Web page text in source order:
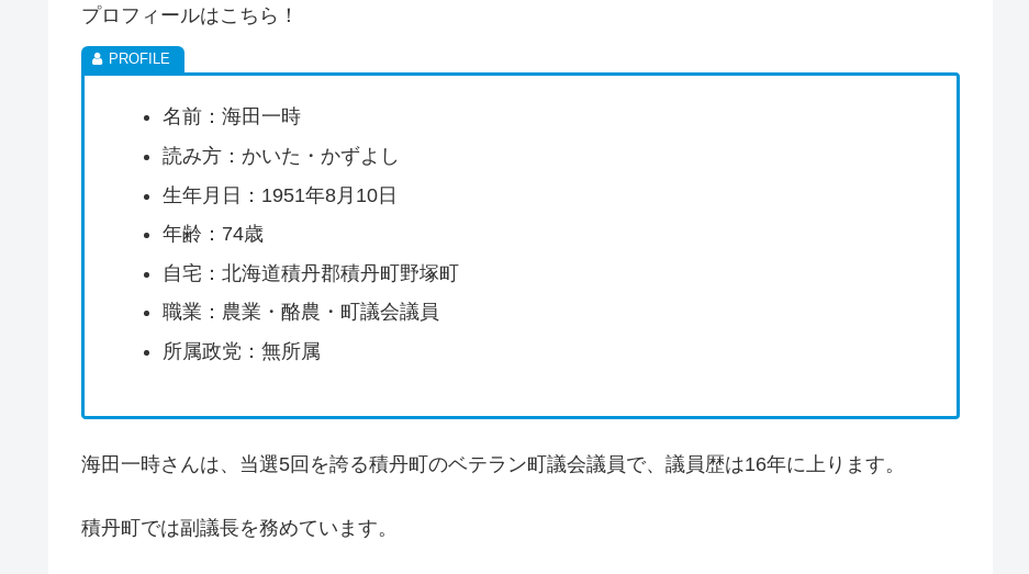
プロフィールはこちら！
名前：海田一時
読み方：かいた・かずよし
生年月日：1951年8月10日
年齢：74歳
自宅：北海道積丹郡積丹町野塚町
職業：農業・酪農・町議会議員
所属政党：無所属
海田一時さんは、当選5回を誇る積丹町のベテラン町議会議員で、議員歴は16年に上ります。
積丹町では副議長を務めています。